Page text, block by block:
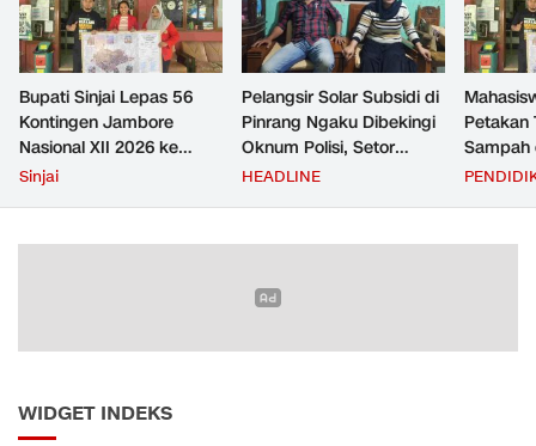
Bupati Sinjai Lepas 56
Kontingen Jambore
Nasional XII 2026 ke
Cibubur
Sinjai
Pelangsir Solar Subsidi di
Pinrang Ngaku Dibekingi
Oknum Polisi, Setor
Rp2,5 Juta Per Bulan Lalu
HEADLINE
Petakan
Sampah
untuk
WIDGET INDEKS